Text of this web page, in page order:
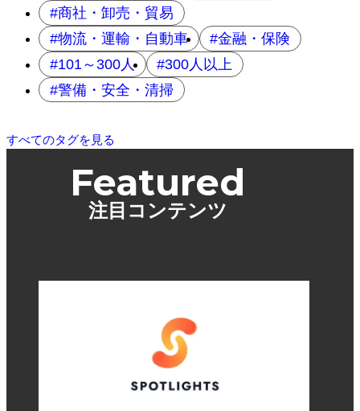
商社・卸売・貿易
物流・運輸・自動車
金融・保険
101～300人
300人以上
警備・安全・清掃
すべてのタグを見る
Featured
注目コンテンツ